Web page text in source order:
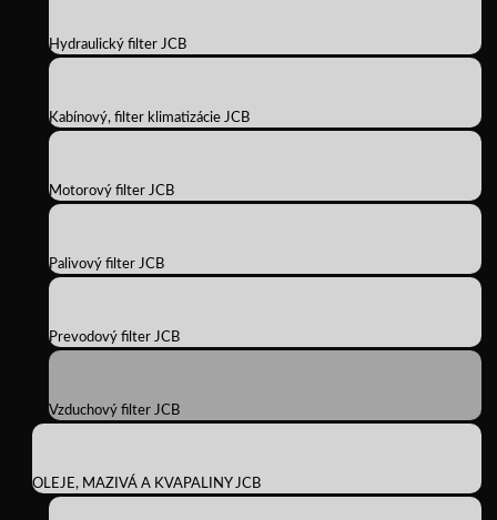
Hydraulický filter JCB
Kabínový, filter klimatizácie JCB
Motorový filter JCB
Palivový filter JCB
Prevodový filter JCB
Vzduchový filter JCB
OLEJE, MAZIVÁ A KVAPALINY JCB